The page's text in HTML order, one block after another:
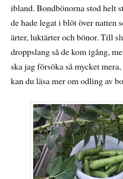
ibland. Bondbönorna stod helt
de hade legat i blöt över natten
ärter, luktärter och bönor. Till
droppslang så de kom igång,
ska jag försöka så mycket
kan du läsa mer om odling av